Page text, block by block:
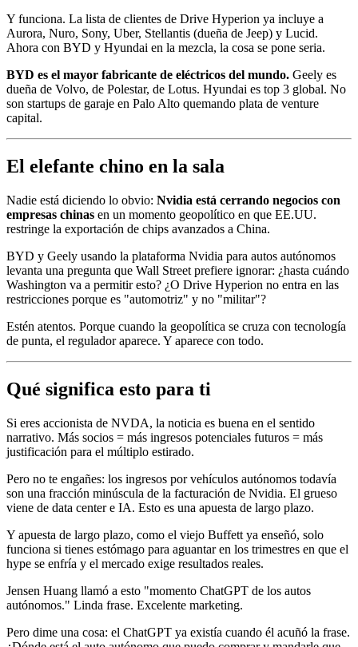
Y funciona. La lista de clientes de Drive Hyperion ya incluye a
Aurora, Nuro, Sony, Uber, Stellantis (dueña de Jeep) y Lucid.
Ahora con BYD y Hyundai en la mezcla, la cosa se pone seria.
BYD es el mayor fabricante de eléctricos del mundo. Geely es
dueña de Volvo, de Polestar, de Lotus. Hyundai es top 3 global. No
son startups de garaje en Palo Alto quemando plata de venture
capital.
El elefante chino en la sala
Nadie está diciendo lo obvio: Nvidia está cerrando negocios con
empresas chinas en un momento geopolítico en que EE.UU.
restringe la exportación de chips avanzados a China.
BYD y Geely usando la plataforma Nvidia para autos autónomos
levanta una pregunta que Wall Street prefiere ignorar: ¿hasta cuándo
Washington va a permitir esto? ¿O Drive Hyperion no entra en las
restricciones porque es "automotriz" y no "militar"?
Estén atentos. Porque cuando la geopolítica se cruza con tecnología
de punta, el regulador aparece. Y aparece con todo.
Qué significa esto para ti
Si eres accionista de NVDA, la noticia es buena en el sentido
narrativo. Más socios = más ingresos potenciales futuros = más
justificación para el múltiplo estirado.
Pero no te engañes: los ingresos por vehículos autónomos todavía
son una fracción minúscula de la facturación de Nvidia. El grueso
viene de data center e IA. Esto es una apuesta de largo plazo.
Y apuesta de largo plazo, como el viejo Buffett ya enseñó, solo
funciona si tienes estómago para aguantar en los trimestres en que el
hype se enfría y el mercado exige resultados reales.
Jensen Huang llamó a esto "momento ChatGPT de los autos
autónomos." Linda frase. Excelente marketing.
Pero dime una cosa: el ChatGPT ya existía cuando él acuñó la frase.